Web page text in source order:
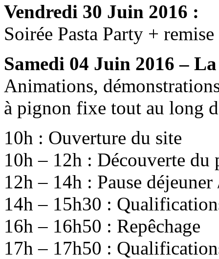
Vendredi 30 Juin 2016 :
Soirée Pasta Party + remise
Samedi 04 Juin 2016 –
Animations,
à pignon fixe tout au long
10h : Ouverture du site
10h – 12h : Découverte du
12h – 14h : Pause
14h – 15h30 :
16h – 16h50 : Repêchage
17h – 17h50 :